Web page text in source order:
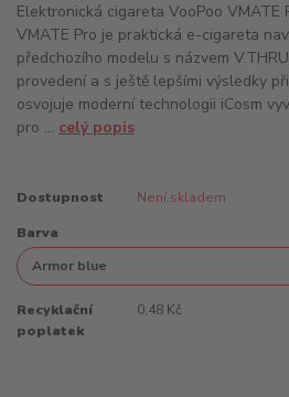
Elektronická cigareta VooPoo VMATE
VMATE Pro je praktická e-cigareta
předchozího modelu s názvem
provedení a s ještě lepšími výsledky
osvojuje moderní technologii iCosm
pro ... celý popis
Dostupnost Není skladem
Barva
Recyklační
poplatek
0,48 Kč